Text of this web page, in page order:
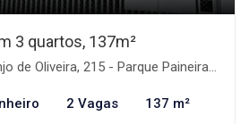
3 quartos, 137m²
215 - Parque Paineiras, São Paulo-SP
2 Vagas 137 m²